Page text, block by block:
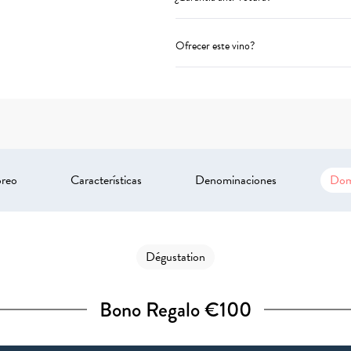
Ofrecer este vino?
Características Denominaciones
Dégustation
Bono Regalo €100